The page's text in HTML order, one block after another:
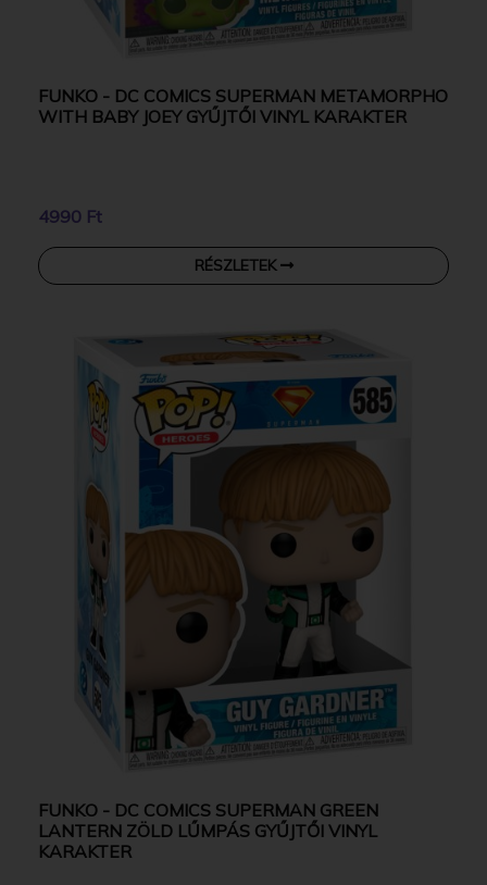
FUNKO - DC COMICS SUPERMAN METAMORPHO
WITH BABY JOEY GYŰJTŐI VINYL KARAKTER
4990 Ft
RÉSZLETEK
FUNKO - DC COMICS SUPERMAN GREEN
LANTERN ZÖLD LŰMPÁS GYŰJTŐI VINYL
KARAKTER